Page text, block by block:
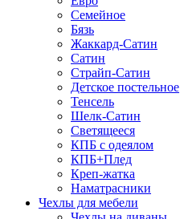
Семейное
Бязь
Жаккард-Сатин
Сатин
Страйп-Сатин
Детское постельное
Тенсель
Шелк-Сатин
Светящееся
КПБ с одеялом
КПБ+Плед
Креп-жатка
Наматрасники
Чехлы для мебели